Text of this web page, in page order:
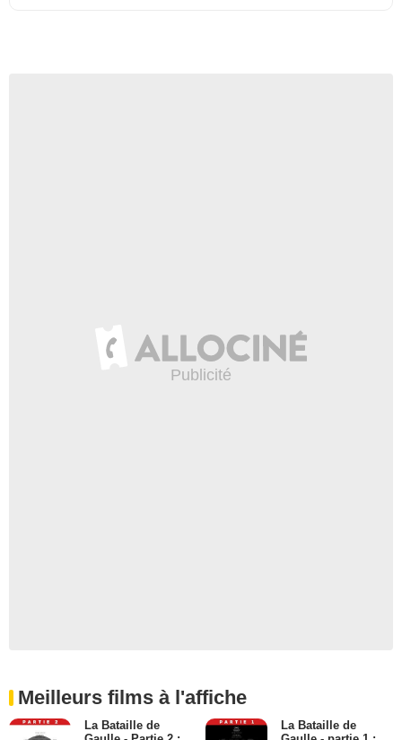
Meilleurs films à l'affiche
La Bataille de
La Bataille de